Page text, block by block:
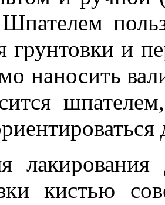
Шпателем
грунтовки и
наносить
кистью